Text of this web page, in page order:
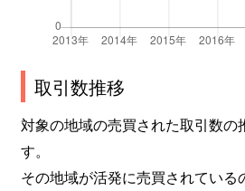
取引数推移
対象の地域の売買された取引数の
す。
その地域が活発に売買されてい